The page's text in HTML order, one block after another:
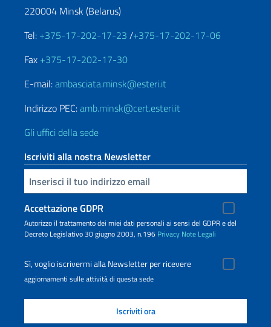
220004 Minsk (Belarus)
Tel: +375-17-202-17-23 /+375-17-202-17-06
Fax +375-17-202-17-30
E-mail:ambasciata.minsk@esteri.it
Indirizzo PEC:amb.minsk@cert.esteri.it
Gli uffici della sede
Iscriviti alla nostra Newsletter
Inserisci la tua email
Accettazione GDPR
Autorizzo il trattamento dei miei dati personali ai sensi del GDPR e del
Decreto Legislativo 30 giugno 2003, n.196 Privacy Note Legali
Sì, voglio iscrivermi alla Newsletter per ricevere
aggiornamenti sulle attività di questa sede